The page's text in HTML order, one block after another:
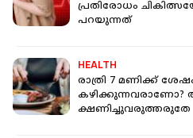
പ്രതിരോധം
പറയുന്നത്
HEALTH
രാത്രി 7 മണിക്ക്
കഴിക്കുന്നവരാണോ?
ക്ഷണിച്ചുവരുത്തരുതേ